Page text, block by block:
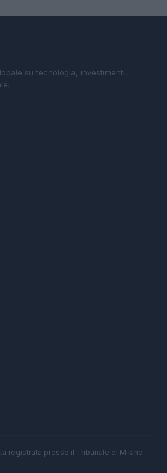
su tecnologia, investimenti,
registrata presso il Tribunale di Milano